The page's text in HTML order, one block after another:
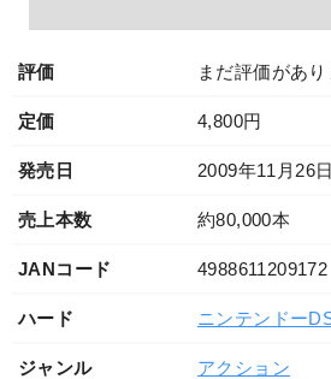
評価 まだ評価があ
定価 4,800円
発売日 2009年11月26日
売上本数 約80,000本
JANコード 4988611209172
ハード ニンテンドー
ジャンル アクション